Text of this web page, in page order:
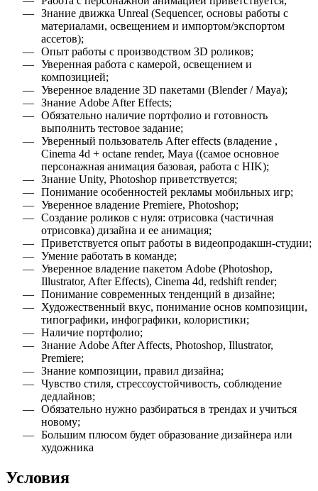
Знание движка Unreal (Sequencer, основы работы с
материалами, освещением и импортом/экспортом
ассетов);
Опыт работы с производством 3D роликов;
Уверенная работа с камерой, освещением и
композицией;
Уверенное владение 3D пакетами (Blender / Maya);
Знание Adobe After Effects;
Обязательно наличие портфолио и готовность
выполнить тестовое задание;
Уверенный пользователь After effects (владение ,
Cinema 4d + octane render, Мaya ((самое основное
персонажная анимация базовая, работа с HIK);
Знание Unity, Photoshop приветствуется;
Понимание особенностей рекламы мобильных игр;
Уверенное владение Premiere, Photoshop;
Создание роликов с нуля: отрисовка (частичная
отрисовка) дизайна и ее анимация;
Приветствуется опыт работы в видеопродакшн-студии;
Умение работать в команде;
Уверенное владение пакетом Adobe (Photoshop,
Illustrator, After Effects), Cinema 4d, redshift render;
Понимание современных тенденций в дизайне;
Художественный вкус, понимание основ композиции,
типографики, инфографики, колористики;
Наличие портфолио;
Знание Adobe After Affects, Photoshop, Illustrator,
Premiere;
Знание композиции, правил дизайна;
Чувство стиля, стрессоустойчивость, соблюдение
дедлайнов;
Обязательно нужно разбираться в трендах и учиться
новому;
Большим плюсом будет образование дизайнера или
художника
Условия